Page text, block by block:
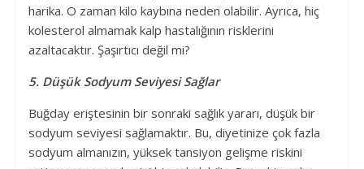
harika. O zaman kilo kaybına neden olabilir. Ayrıca, hiç
kolesterol almamak kalp hastalığının risklerini
azaltacaktır. Şaşırtıcı değil mi?
5. Düşük Sodyum Seviyesi Sağlar
Buğday eriştesinin bir sonraki sağlık yararı, düşük bir
sodyum seviyesi sağlamaktır. Bu, diyetinize çok fazla
sodyum almanızın, yüksek tansiyon gelişme riskini